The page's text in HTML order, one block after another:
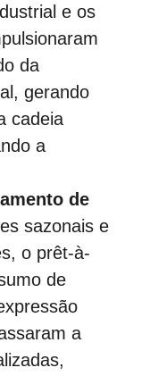
e os
da
gerando
cadeia
a
de
sazonais e
o prêt-à-
de
a